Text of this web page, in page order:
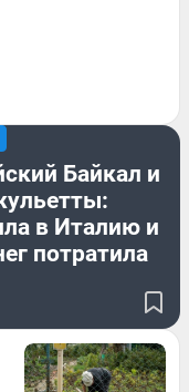
Байкал и
в Италию и
потратила